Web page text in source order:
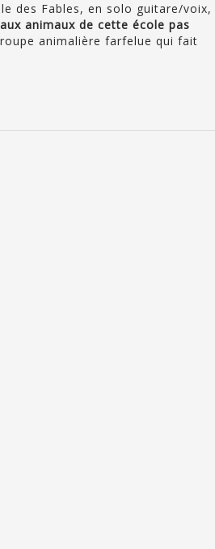
des Fables, en solo guitare/voix,
animaux de cette école pas
animalière farfelue qui fait